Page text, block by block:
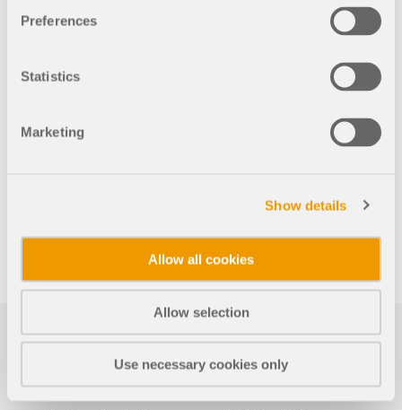
Preferences
Statistics
Marketing
Show details
Allow all cookies
Allow selection
Use necessary cookies only
2 180,00 USD
První kroky s programe
m RFEM 5